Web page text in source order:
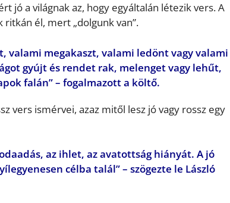
jó a világnak az, hogy egyáltalán létezik vers. A
él, mert „dolgunk van”.
valami megakaszt, valami ledönt vagy valami
gyújt és rendet rak, melenget vagy lehűt,
falán” – fogalmazott a költő.
vers ismérvei, azaz mitől lesz jó vagy rossz egy
az ihlet, az avatottság hiányát. A jó
célba talál” – szögezte le László